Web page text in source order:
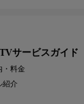
サービスガイド
・料金
紹介